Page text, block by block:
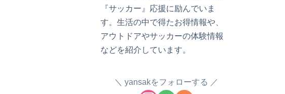
『サッカー』応援に励んでいま
す。生活の中で得たお得情報や、
アウトドアやサッカーの体験情報
などを紹介しています。
yansakをフォローする